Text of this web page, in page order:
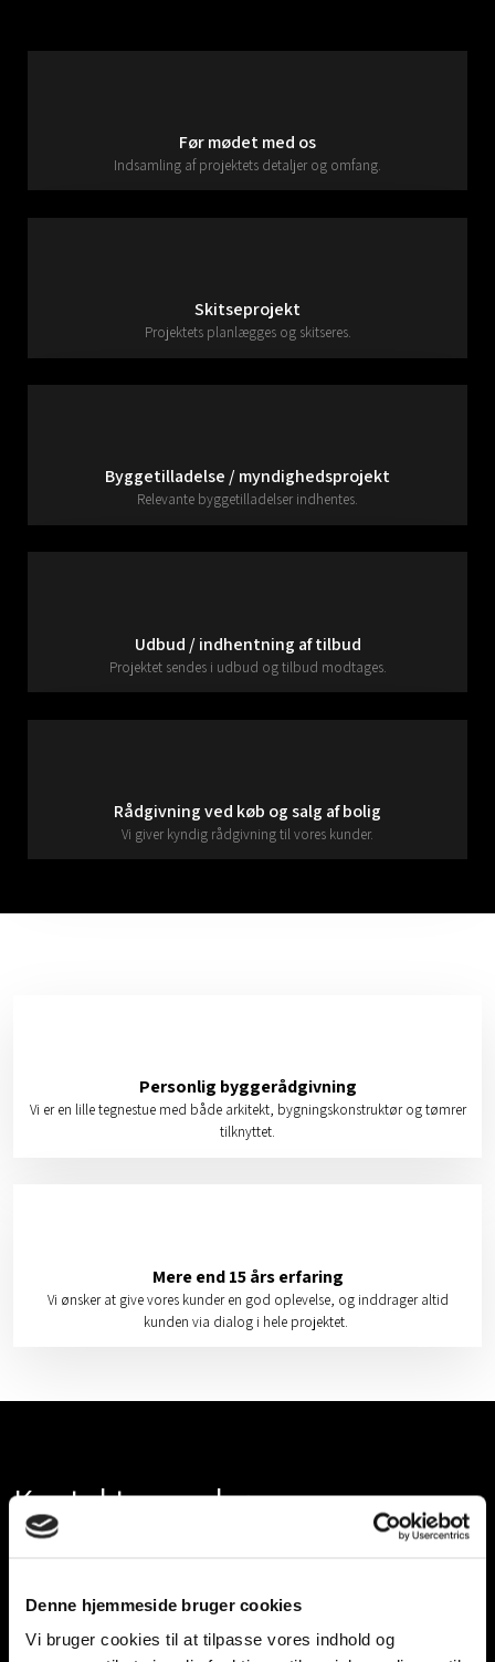
Denne hjemmeside bruger cookies
Vi bruger cookies til at tilpasse vores indhold og
Før mødet med os
Indsamling af projektets detaljer og omfang.
Skitseprojekt
Projektets planlægges og skitseres.
Byggetilladelse / myndighedsprojekt
Relevante byggetilladelser indhentes.
Udbud / indhentning af tilbud
Projektet sendes i udbud og tilbud modtages.
Rådgivning ved køb og salg af bolig
Vi giver kyndig rådgivning til vores kunder.
Personlig byggerådgivning
Vi er en lille tegnestue med både arkitekt, bygningskonstruktør og tømrer
tilknyttet.
Mere end 15 års erfaring
Vi ønsker at give vores kunder en god oplevelse, og inddrager altid
kunden via dialog i hele projektet.
Kontakt os og hør mere om
vores kompetencer
ellerbook
​Du er velkommen til at kontakte os, hvis du ønsker at høre